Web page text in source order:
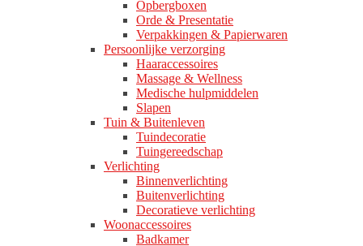
Opbergboxen
Orde & Presentatie
Verpakkingen & Papierwaren
Persoonlijke verzorging
Haaraccessoires
Massage & Wellness
Medische hulpmiddelen
Slapen
Tuin & Buitenleven
Tuindecoratie
Tuingereedschap
Verlichting
Binnenverlichting
Buitenverlichting
Decoratieve verlichting
Woonaccessoires
Badkamer